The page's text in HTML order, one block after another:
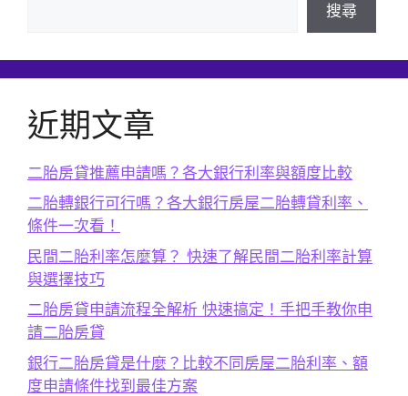
搜尋
近期文章
二胎房貸推薦申請嗎？各大銀行利率與額度比較
二胎轉銀行可行嗎？各大銀行房屋二胎轉貸利率、
條件一次看！
民間二胎利率怎麼算？ 快速了解民間二胎利率計算
與選擇技巧
二胎房貸申請流程全解析 快速搞定！手把手教你申
請二胎房貸
銀行二胎房貸是什麼？比較不同房屋二胎利率、額
度申請條件找到最佳方案